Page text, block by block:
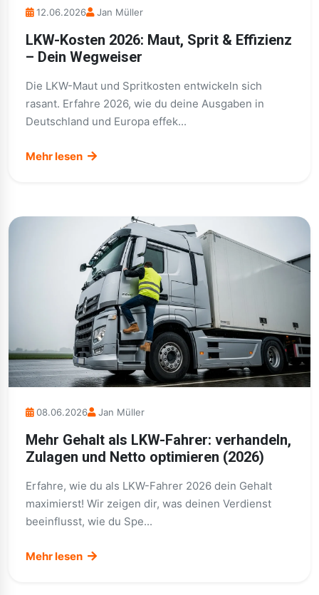
12.06.2026 Jan Müller
LKW-Kosten 2026: Maut, Sprit & Effizienz
– Dein Wegweiser
Die LKW-Maut und Spritkosten entwickeln sich
rasant. Erfahre 2026, wie du deine Ausgaben in
Deutschland und Europa effek...
Mehr lesen
08.06.2026 Jan Müller
Mehr Gehalt als LKW-Fahrer: verhandeln,
Zulagen und Netto optimieren (2026)
Erfahre, wie du als LKW-Fahrer 2026 dein Gehalt
maximierst! Wir zeigen dir, was deinen Verdienst
beeinflusst, wie du Spe...
Mehr lesen